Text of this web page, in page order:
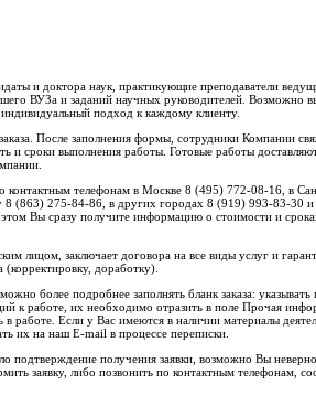
и доктора наук, практикующие преподаватели
ВУЗа и заданий научных руководителей. Возможно
подход к каждому клиенту.
После заполнения формы, сотрудники Компании
и сроки выполнения работы. Готовые работы
контактным телефонам в Москве 8 (495) 772-08-16, в
(863) 275-84-86, в других городах 8 (919) 993-83-30
этом Вы сразу получите информацию о стоимости и
лицом, заключает договора на все виды услуг и
доработку).
более подробнее заполнять бланк заказа: указывать
к работе, их необходимо отразить в поле Прочая
в работе. Если у Вас имеются в наличии материалы
их на наш E-mail в процессе переписки.
подтверждение получения заявки, возможно Вы неверно
заявку, либо позвонить по контактным телефонам,